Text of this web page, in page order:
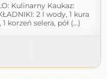
Kulinarny Kaukaz:
2 l wody, 1 kura
korzeń selera, pół (...)